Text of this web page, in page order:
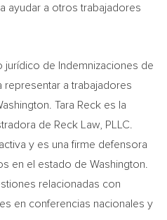
ayudar a otros trabajadores
jurídico de Indemnizaciones de
a trabajadores
Tara Reck es la
de Reck Law, PLLC.
y es una firme defensora
en el estado de Washington
relacionadas con
en conferencias nacionales y